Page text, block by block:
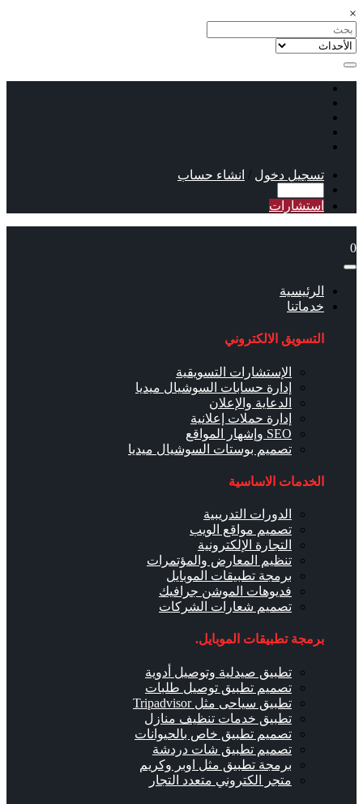
×
تسجيل دخول / انشاء حساب
استشارات
0
الرئيسية
خدماتنا
التسويق الالكتروني
الإستشارات التسويقية
إدارة حسابات السوشيال ميديا
الدعاية والإعلان
إدارة حملات إعلانية
SEO وإشهار المواقع
تصميم بوستات السوشيال ميديا
الخدمات الاساسية
الدورات التدريبية
تصميم مواقع الويب
التجارة الإلكترونية
تنظيم المعارض والمؤتمرات
برمجة تطبيقات الموبايل
فديوهات الموشن جرافيك
تصميم شعارات الشركات
برمجة تطبيقات الموبايل.
تطبيق صيدلية وتوصيل أدوية
تصميم تطبيق توصيل طلبات
تطبيق سياحى مثل Tripadvisor
تطبيق خدمات تنظيف منازل
تصميم تطبيق خاص بالحيوانات
تصميم تطبيق شات دردشة
برمجة تطبيق مثل اوبر وكريم
متجر الكتروني متعدد التجار